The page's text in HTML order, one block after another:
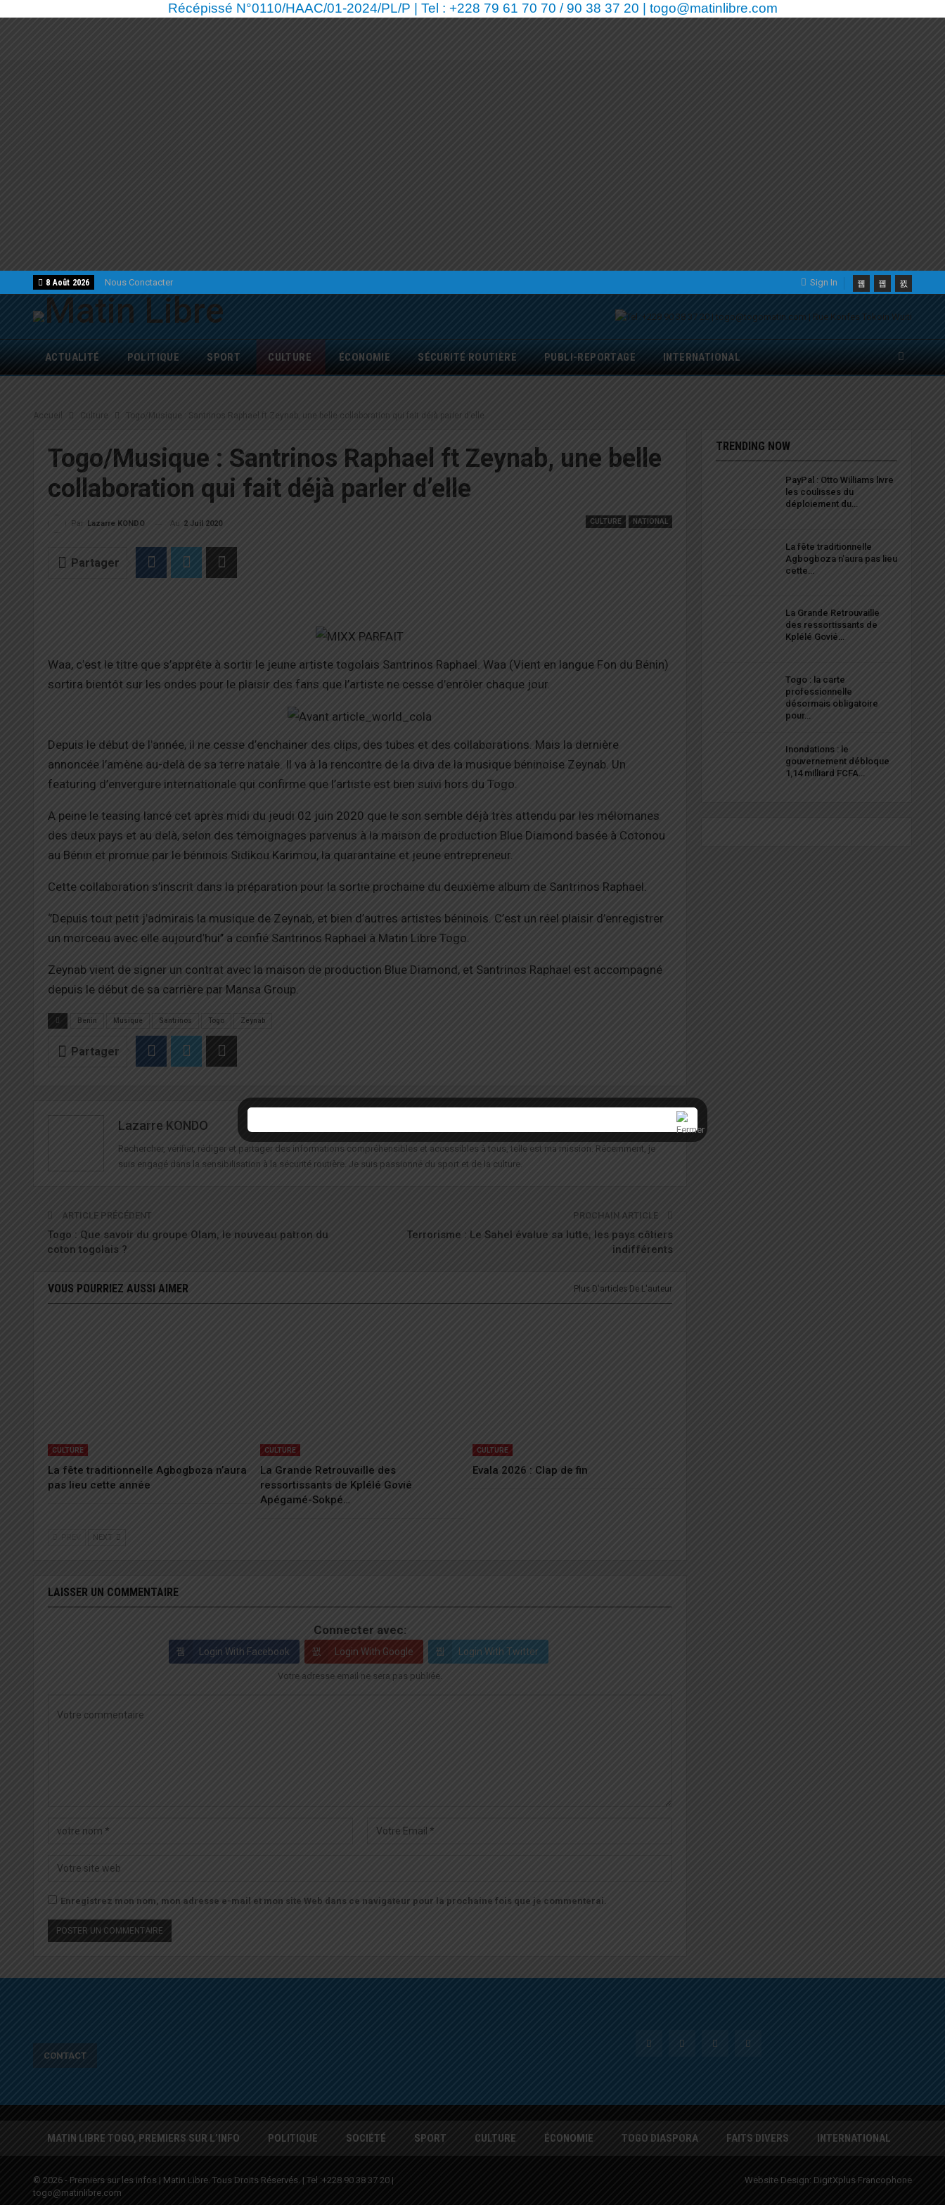
Récépissé N°0110/HAAC/01-2024/PL/P | Tel : +228 79 61 70 70 / 90 38 37 20 | togo@matinlibre.com
Sign In
8 Août 2026 Nous Conctacter
ACTUALITÉ POLITIQUE SPORT CULTURE ÉCONOMIE SÉCURITÉ ROUTIÈRE PUBLI-REPORTAGE INTERNATIONAL
Accueil Culture Togo/Musique : Santrinos Raphael ft Zeynab, une belle collaboration qui fait déjà parler d’elle
Togo/Musique : Santrinos Raphael ft Zeynab, une belle
collaboration qui fait déjà parler d’elle
CULTURE NATIONAL
Par Lazarre KONDO Au 2 Juil 2020
Partager
Waa, c’est le titre que s’apprête à sortir le jeune artiste togolais Santrinos Raphael. Waa (Vient en langue Fon du Bénin)
sortira bientôt sur les ondes pour le plaisir des fans que l’artiste ne cesse d’enrôler chaque jour.
Depuis le début de l’année, il ne cesse d’enchainer des clips, des tubes et des collaborations. Mais la dernière
annoncée l’amène au-delà de sa terre natale. Il va à la rencontre de la diva de la musique béninoise Zeynab. Un
featuring d’envergure internationale qui confirme que l’artiste est bien suivi hors du Togo.
A peine le teasing lancé cet après midi du jeudi 02 juin 2020 que le son semble déjà très attendu par les mélomanes
des deux pays et au delà, selon des témoignages parvenus à la maison de production Blue Diamond basée à Cotonou
au Bénin et promue par le béninois Sidikou Karimou, la quarantaine et jeune entrepreneur.
Cette collaboration s’inscrit dans la préparation pour la sortie prochaine du deuxième album de Santrinos Raphael.
‘’Depuis tout petit j’admirais la musique de Zeynab, et bien d’autres artistes béninois. C’est un réel plaisir d’enregistrer
un morceau avec elle aujourd’hui’’ a confié Santrinos Raphael à Matin Libre Togo.
Zeynab vient de signer un contrat avec la maison de production Blue Diamond, et Santrinos Raphael est accompagné
depuis le début de sa carrière par Mansa Group.
Benin Musique Santrinos Togo Zeynab
Partager
Lazarre KONDO
Rechercher, vérifier, rédiger et partager des informations compréhensibles et accessibles à tous, telle est ma mission. Récemment, je
suis engagé dans la sensibilisation à la sécurité routière. Je suis passionné du sport et de la culture.
ARTICLE PRÉCÉDENT
Togo : Que savoir du groupe Olam, le nouveau patron du
coton togolais ?
PROCHAIN ARTICLE
Terrorisme : Le Sahel évalue sa lutte, les pays côtiers
indifférents
VOUS POURRIEZ AUSSI AIMER Plus D'articles De L'auteur
CULTURE
La fête traditionnelle Agbogboza n’aura
pas lieu cette année
CULTURE
La Grande Retrouvaille des
ressortissants de Kplélé Govié
Apégamé-Sokpé…
CULTURE
Evala 2026 : Clap de fin
NEXT
LAISSER UN COMMENTAIRE
Connecter avec:
Login With Facebook Login With Google Login With Twitter
Votre adresse email ne sera pas publiée.
Enregistrez mon nom, mon adresse e-mail et mon site Web dans ce navigateur pour la prochaine fois que je commenterai.
TRENDING NOW
PayPal : Otto Williams livre
les coulisses du
déploiement du…
La fête traditionnelle
Agbogboza n’aura pas lieu
cette…
La Grande Retrouvaille
des ressortissants de
Kplélé Govié…
Togo : la carte
professionnelle
désormais obligatoire
pour…
Inondations : le
gouvernement débloque
1,14 milliard FCFA…
CONTACT
MATIN LIBRE TOGO, PREMIERS SUR L’INFO POLITIQUE SOCIÉTÉ SPORT CULTURE ÉCONOMIE TOGO DIASPORA FAITS DIVERS INTERNATIONAL
© 2026 - Premiers sur les infos | Matin Libre. Tous Droits Réservés. | Tel :+228 90 38 37 20 |
togo@matinlibre.com
Website Design: DigitXplus Francophone